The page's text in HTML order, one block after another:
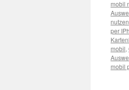
mobil
nutzen
per
mobil,
mobil